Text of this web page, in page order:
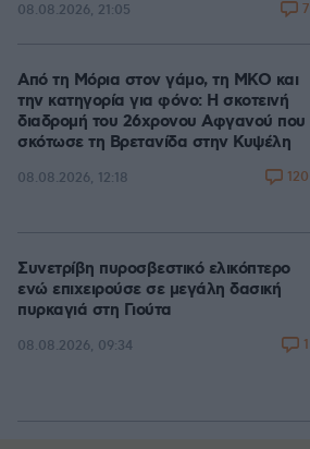
08.08.2026, 21:05 7
Από τη Μόρια στον γάμο, τη ΜΚΟ και
την κατηγορία για φόνο: Η σκοτεινή
διαδρομή του 26χρονου Αφγανού που
σκότωσε τη Βρετανίδα στην Κυψέλη
08.08.2026, 12:18 120
Συνετρίβη πυροσβεστικό ελικόπτερο
ενώ επιχειρούσε σε μεγάλη δασική
πυρκαγιά στη Γιούτα
08.08.2026, 09:34 1